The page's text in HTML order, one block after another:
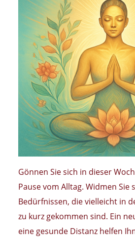
Gönnen Sie sich in dieser
Pause vom Alltag. Widmen Sie
Bedürfnissen, die vielleicht in
zu kurz gekommen sind. Ein
eine gesunde Distanz helfen